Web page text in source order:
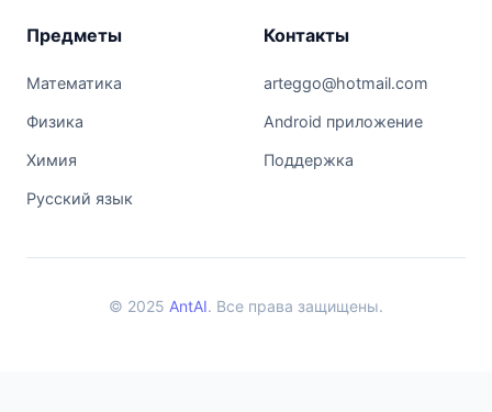
Предметы
Математика
Физика
Химия
Русский язык
Контакты
arteggo@hotmail.com
Android приложение
Поддержка
© 2025 AntAI. Все права защищены.